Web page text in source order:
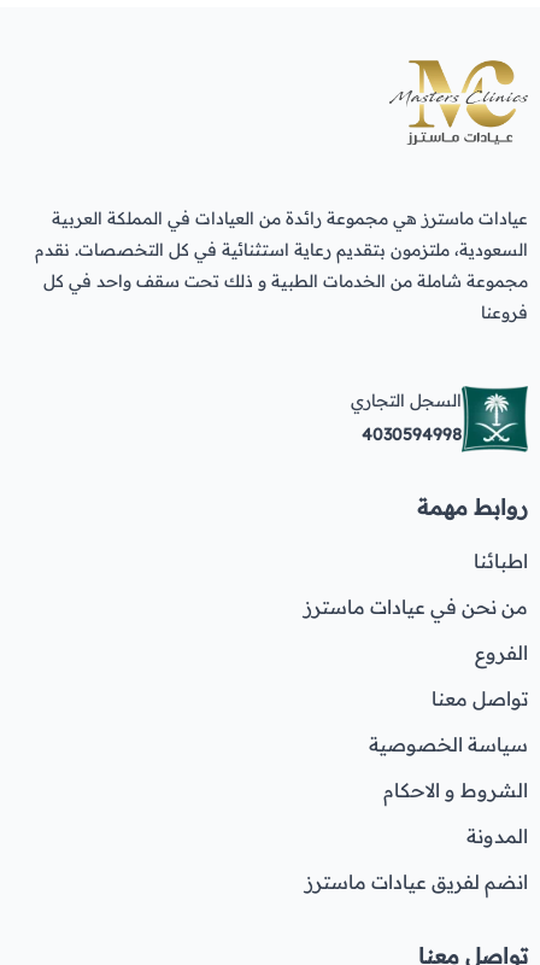
عيادات ماسترز هي مجموعة رائدة من العيادات في المملكة العربية
السعودية، ملتزمون بتقديم رعاية استثنائية في كل التخصصات. نقدم
مجموعة شاملة من الخدمات الطبية و ذلك تحت سقف واحد في كل
فروعنا
السجل التجاري
4030594998
روابط مهمة
اطبائنا
من نحن في عيادات ماسترز
الفروع
تواصل معنا
سياسة الخصوصية
الشروط و الاحكام
المدونة
انضم لفريق عيادات ماسترز
تواصل معنا